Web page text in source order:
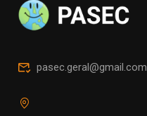
pasec.geral@gmail.com